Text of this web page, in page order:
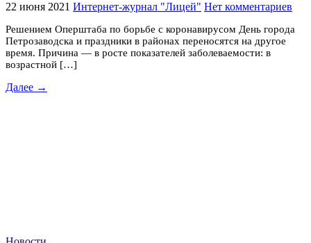
22 июня 2021 Интернет-журнал "Лицей" Нет комментариев
Решением Оперштаба по борьбе с коронавирусом День города
Петрозаводска и праздники в районах переносятся на другое
время. Причина — в росте показателей заболеваемости: в
возрастной […]
Далее →